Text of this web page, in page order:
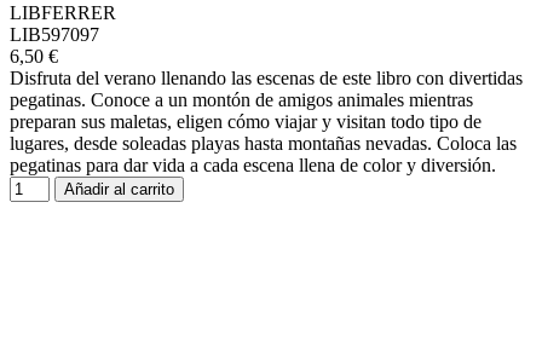
LIBFERRER
LIB597097
6,50 €
Disfruta del verano llenando las escenas de este libro con divertidas
pegatinas. Conoce a un montón de amigos animales mientras
preparan sus maletas, eligen cómo viajar y visitan todo tipo de
lugares, desde soleadas playas hasta montañas nevadas. Coloca las
pegatinas para dar vida a cada escena llena de color y diversión.
Añadir al carrito